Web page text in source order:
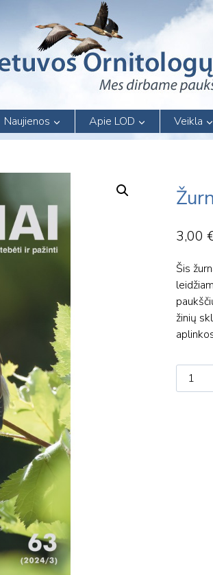
Naujienos Apie LOD Veikla
3,00
Šis
žinių
produkto
kiekis: